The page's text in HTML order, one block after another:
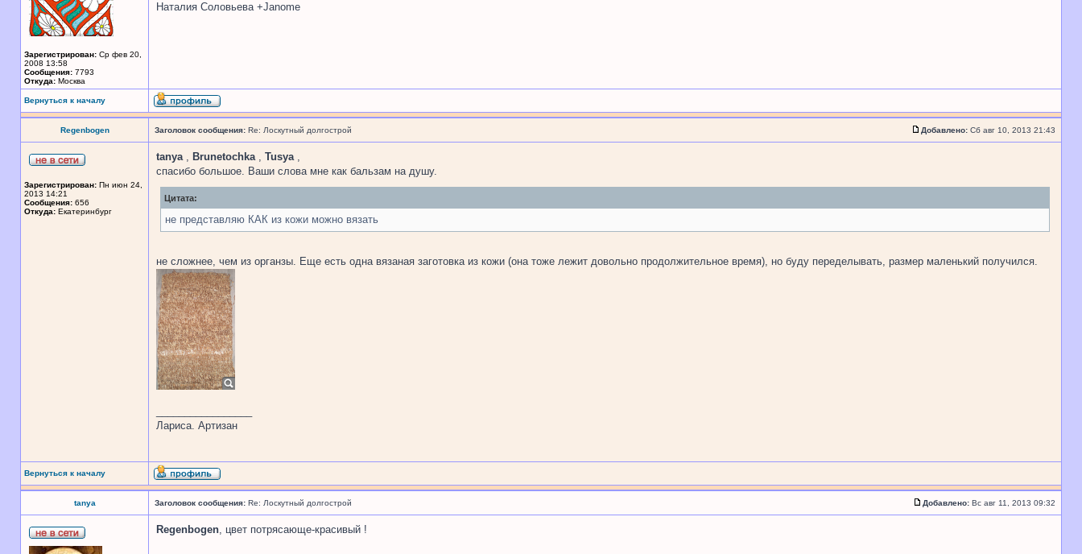
Зарегистрирован: Ср фев 20,
2008 13:58
Сообщения: 7793
Откуда: Москва
Наталия Соловьева +Janome
Вернуться к началу
Regenbogen Заголовок сообщения: Re: Лоскутный долгострой Добавлено: Сб авг 10, 2013 21:43
Зарегистрирован: Пн июн 24,
2013 14:21
Сообщения: 656
Откуда: Екатеринбург
tanya , Brunetochka , Tusya ,
спасибо большое. Ваши слова мне как бальзам на душу.
Цитата:
не представляю КАК из кожи можно вязать
не сложнее, чем из органзы. Еще есть одна вязаная заготовка из кожи (она тоже лежит довольно продолжительное время), но буду переделывать, размер маленький получился.
Лариса. Артизан
Вернуться к началу
tanya Заголовок сообщения: Re: Лоскутный долгострой Добавлено: Вс авг 11, 2013 09:32
Regenbogen, цвет потрясающе-красивый !